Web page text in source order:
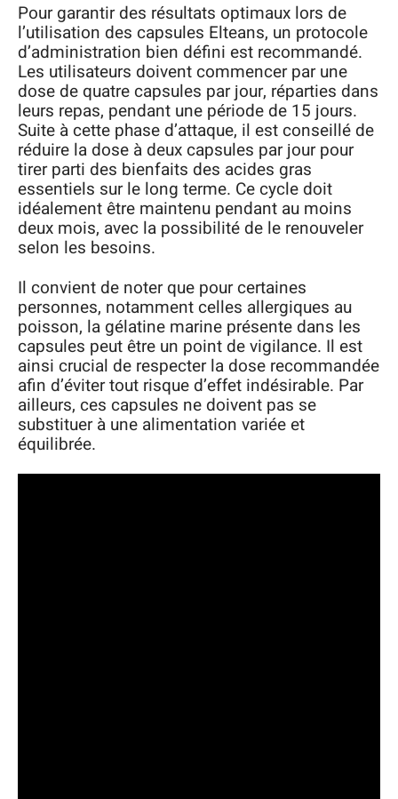
Pour garantir des résultats optimaux lors de
l’utilisation des capsules Elteans, un protocole
d’administration bien défini est recommandé.
Les utilisateurs doivent commencer par une
dose de quatre capsules par jour, réparties dans
leurs repas, pendant une période de 15 jours.
Suite à cette phase d’attaque, il est conseillé de
réduire la dose à deux capsules par jour pour
tirer parti des bienfaits des acides gras
essentiels sur le long terme. Ce cycle doit
idéalement être maintenu pendant au moins
deux mois, avec la possibilité de le renouveler
selon les besoins.
Il convient de noter que pour certaines
personnes, notamment celles allergiques au
poisson, la gélatine marine présente dans les
capsules peut être un point de vigilance. Il est
ainsi crucial de respecter la dose recommandée
afin d’éviter tout risque d’effet indésirable. Par
ailleurs, ces capsules ne doivent pas se
substituer à une alimentation variée et
équilibrée.